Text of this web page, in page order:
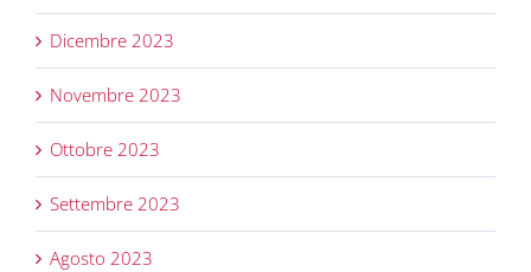
Dicembre 2023
Novembre 2023
Ottobre 2023
Settembre 2023
Agosto 2023